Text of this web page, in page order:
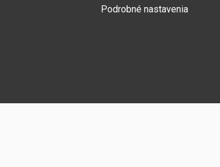
Podrobné nastavenia